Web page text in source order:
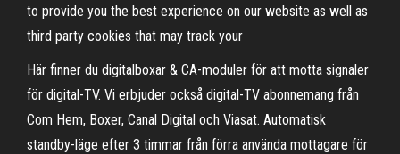
to provide you the best experience on our website as well as
third party cookies that may track your
Här finner du digitalboxar & CA-moduler för att motta signaler
för digital-TV. Vi erbjuder också digital-TV abonnemang från
Com Hem, Boxer, Canal Digital och Viasat. Automatisk
standby-läge efter 3 timmar från förra använda mottagare för